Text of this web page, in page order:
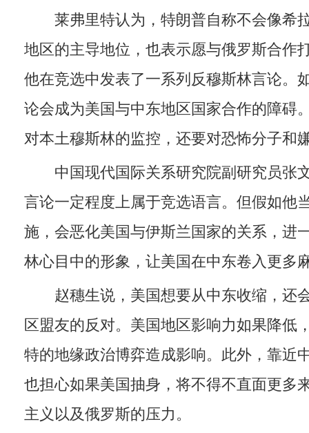
莱弗里特认为，特朗普自称不会像希
地区的主导地位，也表示愿与俄罗斯合作
他在竞选中发表了一系列反穆斯林言论。
论会成为美国与中东地区国家合作的障碍
对本土穆斯林的监控，还要对恐怖分子和
中国现代国际关系研究院副研究员张
言论一定程度上属于竞选语言。但假如他
施，会恶化美国与伊斯兰国家的关系，进
林心目中的形象，让美国在中东卷入更多
赵穗生说，美国想要从中东收缩，还
区盟友的反对。美国地区影响力如果降低
特的地缘政治博弈造成影响。此外，靠近
也担心如果美国抽身，将不得不直面更多
主义以及俄罗斯的压力。